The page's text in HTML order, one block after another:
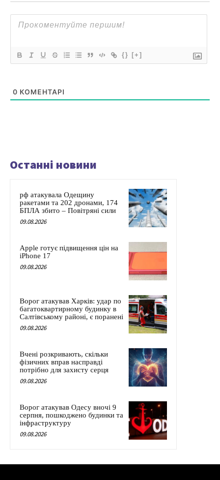
{} [+]
0 КОМЕНТАРІ
Останні новини
рф атакувала Одещину
ракетами та 202 дронами, 174
БПЛА збито – Повітряні сили
09.08.2026
Apple готує підвищення цін на
iPhone 17
09.08.2026
Ворог атакував Харків: удар по
багатоквартирному будинку в
Салтівському районі, є поранені
09.08.2026
Вчені розкривають, скільки
фізичних вправ насправді
потрібно для захисту серця
09.08.2026
Ворог атакував Одесу вночі 9
серпня, пошкоджено будинки та
інфраструктуру
09.08.2026